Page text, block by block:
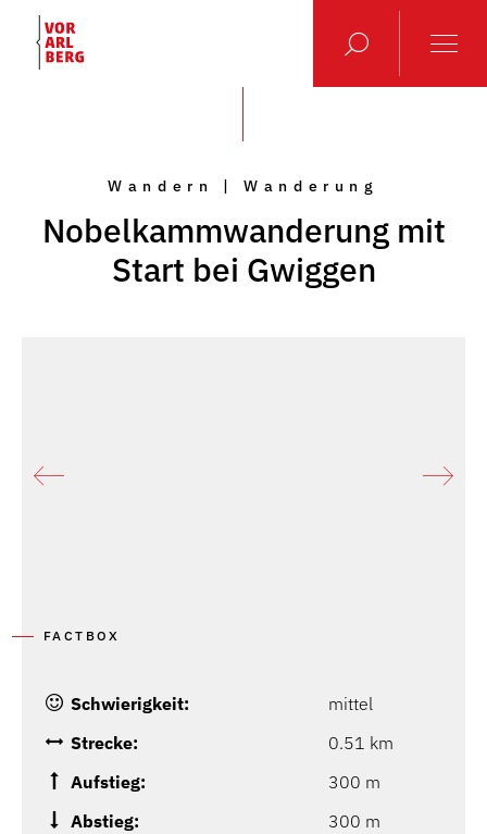
Wandern | Wanderung
Nobelkammwanderung mit
Start bei Gwiggen
FACTBOX
Schwierigkeit:
mittel
Strecke:
0.51 km
Aufstieg:
300 m
Abstieg:
300 m